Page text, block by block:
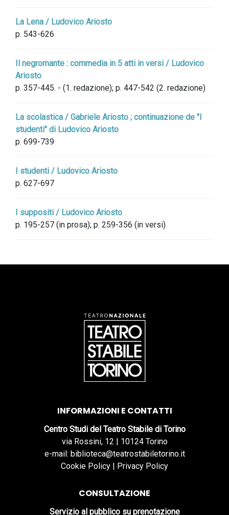
La Lena / Ludovico Ariosto
p. 543-626
Il negromante : commedia in 5 atti in versi / Ludovico
Ariosto
p. 357-445. - (1. redazione); p. 447-542 (2. redazione)
La scolastica / Gabriele Ariosto ; continuazione de "I
studenti" di Ludovico Ariosto
p. 699-739
I studenti / Ludovico Ariosto
p. 627-697
I suppositi / Ludovico Ariosto
p. 195-257 (in prosa); p. 259-356 (in versi)
INFORMAZIONI E CONTATTI
Centro Studi del Teatro Stabile di Torino
via Rossini, 12 | 10124 Torino
e-mail: biblioteca@teatrostabiletorino.it
Cookie Policy | Privacy Policy
CONSULTAZIONE
Servizio al pubblico su prenotazione